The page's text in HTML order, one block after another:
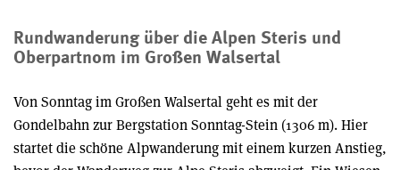
Rundwanderung über die Alpen Steris und
Oberpartnom im Großen Walsertal
Von Sonntag im Großen Walsertal geht es mit der
Gondelbahn zur Bergstation Sonntag-Stein (1306 m). Hier
startet die schöne Alpwanderung mit einem kurzen Anstieg,